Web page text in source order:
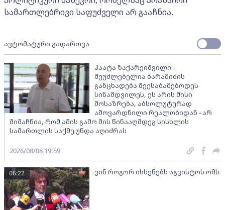
სამართლებრივი საფუძველი არ გააჩნია.
ავტომატური გადართვა
პაატა ზაქარეიშვილი -
შეუძლებელია ბარამიძის
განცხადება შეესაბამებოდეს
სინამდვილეს, ეს არის მისი
მოსაზრება, აბსოლუტურად
ამოვარდნილი რეალობიდან - არ
მიმაჩნია, რომ ამის გამო მის წინააღმდეგ სისხლის
სამართლის საქმე უნდა აღიძრას
2026/08/08 19:59
ვინ როგორ იხსენებს აგვისტოს ომს
06:22